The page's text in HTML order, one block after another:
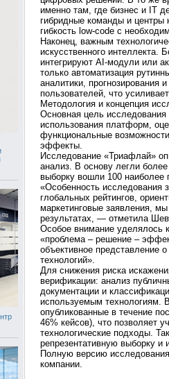
именно там, где бизнес и IT
гибридные команды и центры
гибкость low-code с
Наконец, важным
искусственного
интегрируют AI-модули или
только автоматизация
аналитики, прогнозирования
пользователей, что
Методология и концепция
Основная цель
использования платформ,
функциональные
эффекты.
Исследование «Триафлай»
анализ. В основу легли
выборку вошли 100 наиболее
«Особенность исследования
глобальных рейтингов,
маркетинговые заявления,
результатах, — отметила
Особое внимание уделялось
«проблема – решение –
объективное представление
технологий».
Для снижения риска
верификации: анализ
документации и
используемым технологиям.
опубликованные в течение
46% кейсов), что позволяет
технологические подходы.
репрезентативную выборку и
Полную версию
компании.